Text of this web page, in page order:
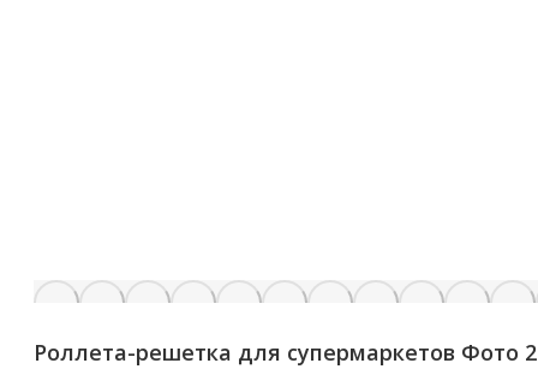
Роллета-решетка для супермаркетов Фото 2